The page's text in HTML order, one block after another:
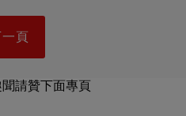
頁
請贊下面專頁